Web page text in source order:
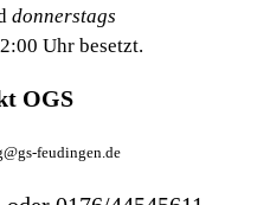
donnerstags
Uhr besetzt.
OGS
feudingen.de